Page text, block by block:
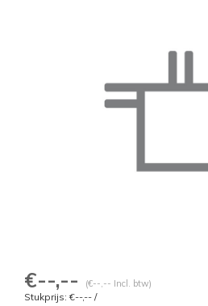
€--,-- (€--,-- Incl. btw)
Stukprijs: €--,-- /